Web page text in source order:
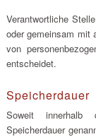
Verantwortliche
oder gemeinsam mit
von
entscheidet.
Speicherdauer
Soweit innerhalb
Speicherdauer